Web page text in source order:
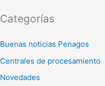
Categorías
Buenas noticias Penagos
Centrales de procesamiento
Novedades